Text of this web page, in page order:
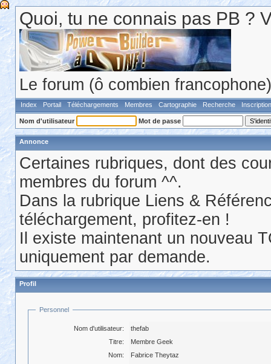
Quoi, tu ne connais pas PB ?
Le forum (ô combien
Index Portail Téléchargements Membres Cartographie Recherche Inscription
Nom d'utilisateur Mot de passe
Annonce
Certaines rubriques, dont des
membres du forum ^^.
Dans la rubrique Liens &
téléchargement, profitez-en !
Il existe maintenant un nouveau
uniquement par demande.
Profil
Personnel
Nom d'utilisateur:
thefab
Titre:
Membre Geek
Nom:
Fabrice Theytaz